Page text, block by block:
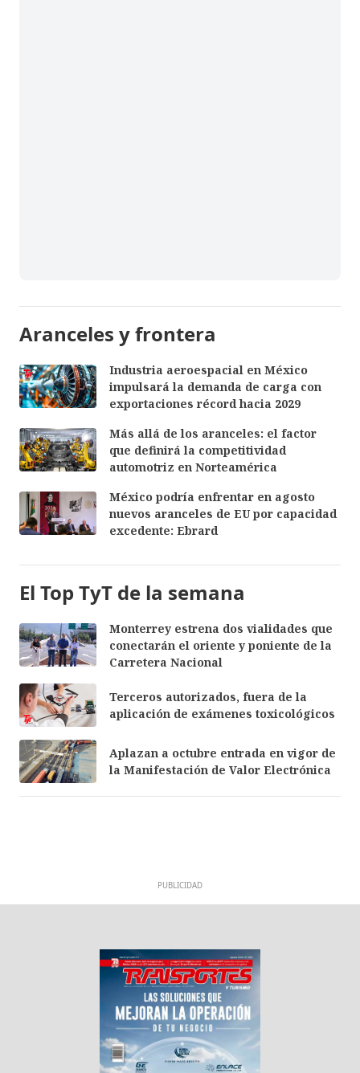
Aranceles y frontera
Industria aeroespacial en México
impulsará la demanda de carga con
exportaciones récord hacia 2029
Más allá de los aranceles: el factor
que definirá la competitividad
automotriz en Norteamérica
México podría enfrentar en agosto
nuevos aranceles de EU por capacidad
excedente: Ebrard
El Top TyT de la semana
Monterrey estrena dos vialidades que
conectarán el oriente y poniente de la
Carretera Nacional
Terceros autorizados, fuera de la
aplicación de exámenes toxicológicos
Aplazan a octubre entrada en vigor de
la Manifestación de Valor Electrónica
PUBLICIDAD